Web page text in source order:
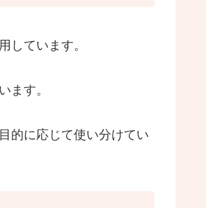
しています。
ます。
的に応じて使い分けてい